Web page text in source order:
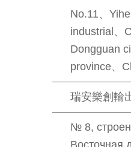
No.11、
industrial、
Dongguan
province、
瑞安樂創輸
№ 8,
Восточная